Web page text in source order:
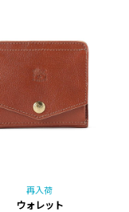
再入荷
ウォレット